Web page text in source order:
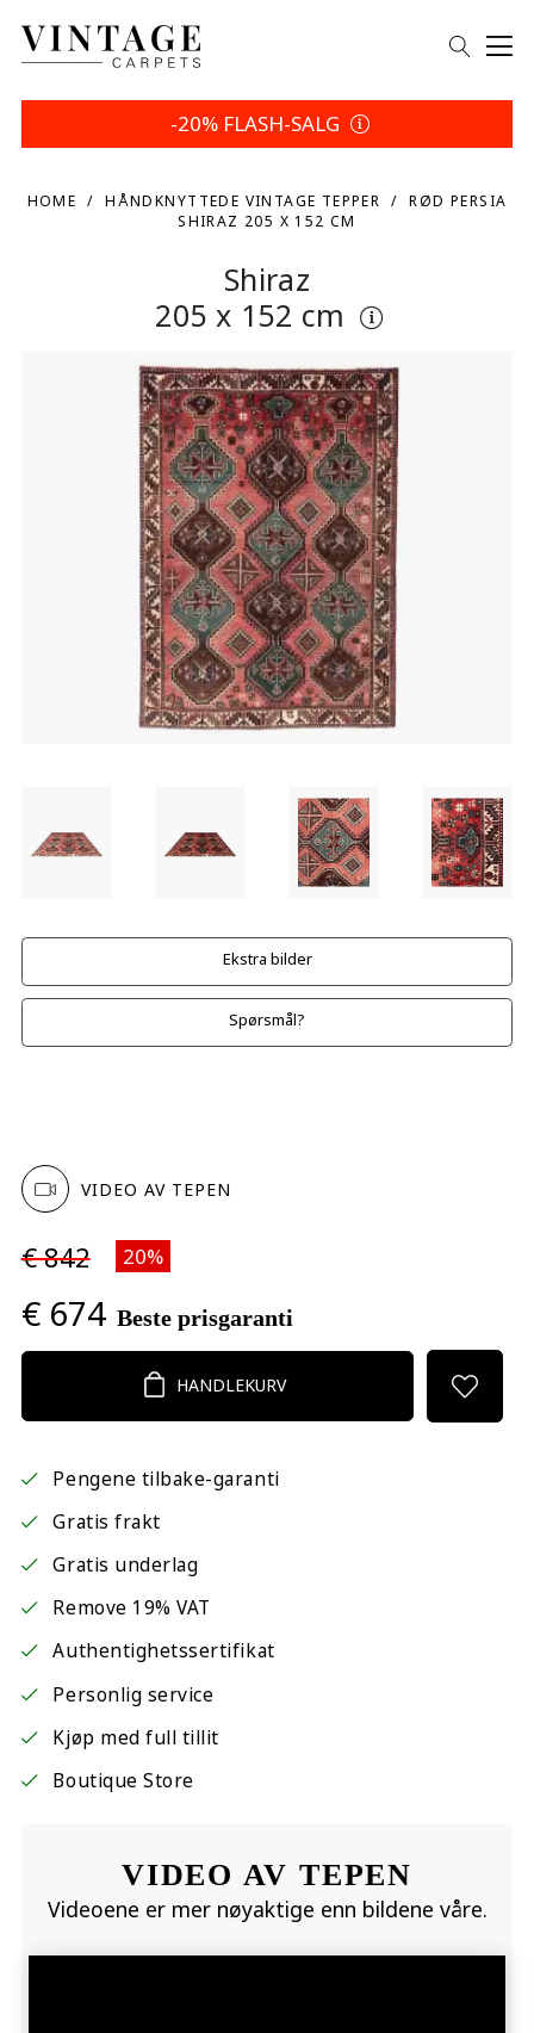
-20% FLASH-SALG
HOME HÅNDKNYTTEDE VINTAGE TEPPER
RØD PERSIA
SHIRAZ 205 X 152 CM
Shiraz
205 x 152 cm
Ekstra bilder
Spørsmål?
VIDEO AV TEPEN
€ 842 20%
€ 674 Beste prisgaranti
HANDLEKURV
Pengene tilbake-garanti
Gratis frakt
Gratis underlag
Remove 19% VAT
Authentighetssertifikat
Personlig service
Kjøp med full tillit
Boutique Store
VIDEO AV TEPEN
Videoene er mer nøyaktige enn bildene våre.